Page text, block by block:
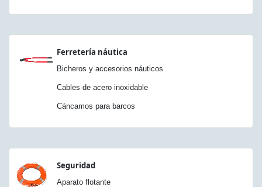
Ferretería náutica
Bicheros y accesorios náuticos
Cables de acero inoxidable
Cáncamos para barcos
Seguridad
Aparato flotante